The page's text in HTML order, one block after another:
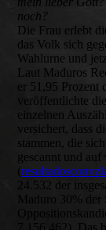
noch?
Die Frau erlebt
das Volk sich
Wahlurne und
Laut Maduros
er 51,95 Prozent
veröffentlichte
einzelnen
versichert, dass
stammen, die
gescannt und
(
24.532 der
Maduro 30%
7.156.462). Das